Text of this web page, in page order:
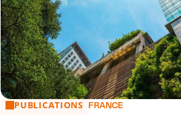
CSRD : Corporate Sustainability
PUBLICATIONS FRANCE